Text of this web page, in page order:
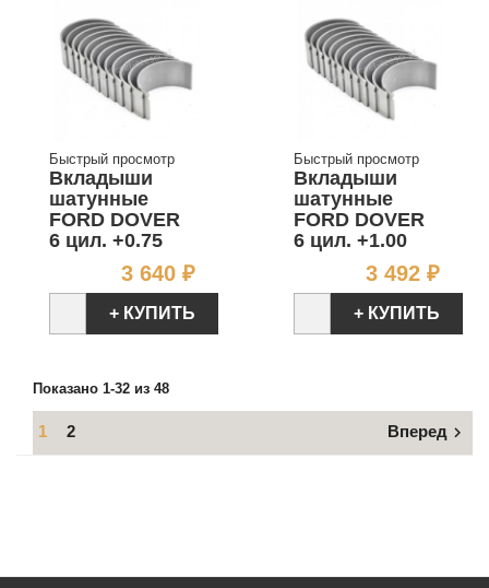
Быстрый просмотр
Вкладыши
шатунные
FORD DOVER
6 цил. +0.75
3 640 ₽Цена
+ КУПИТЬ
Быстрый просмотр
Вкладыши
шатунные
FORD DOVER
6 цил. +1.00
3 492 ₽
+ КУПИТЬ
Показано 1-32 из 48
1 2 Вперед 